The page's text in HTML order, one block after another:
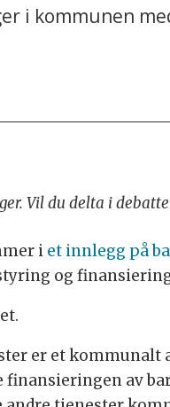
i kommunen
Vil du delta i
i et innlegg på
og
er et kommunalt
av